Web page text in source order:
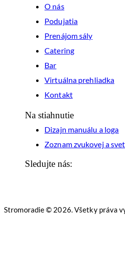
O nás
Podujatia
Prenájom sály
Catering
Bar
Virtuálna prehliadka
Kontakt
Na stiahnutie
Dizajn manuálu a loga
Zoznam zvukovej a
Sledujte nás:
Stromoradie © 2026. Všetky práva